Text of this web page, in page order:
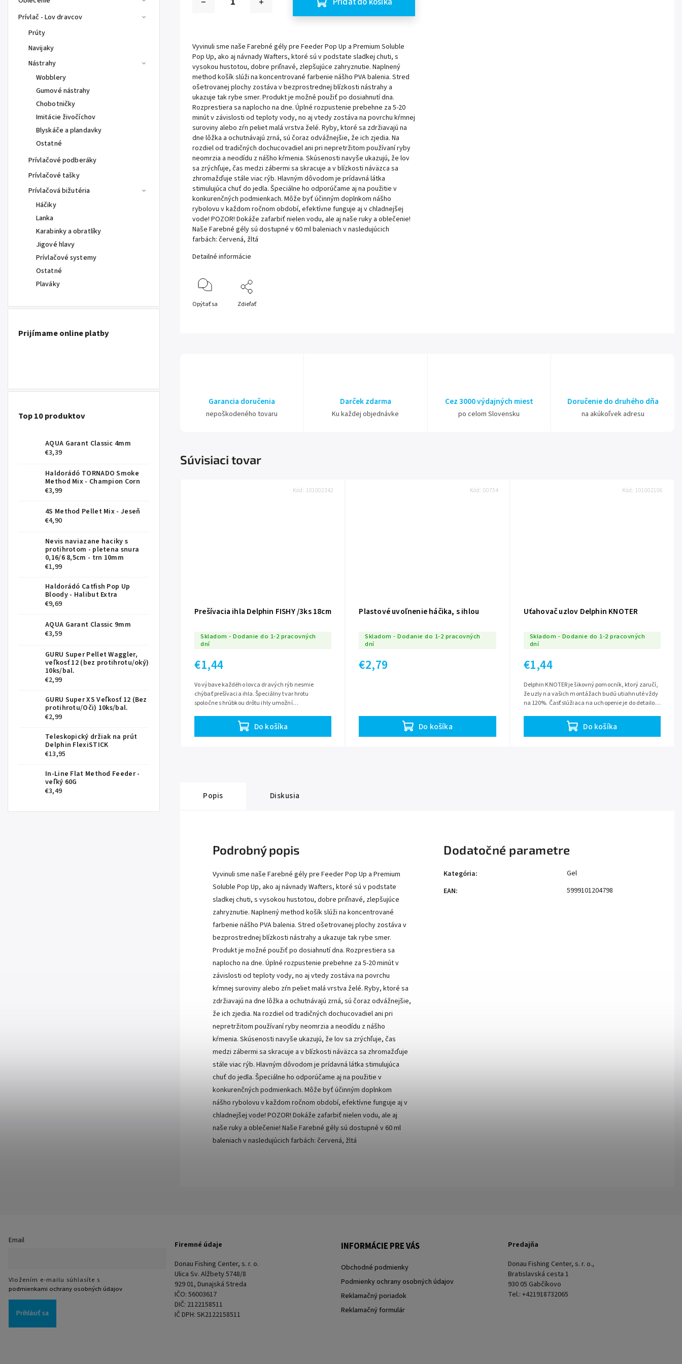
Prívlač - Lov dravcov
Prúty
Navijaky
Nástrahy
Wobblery
Gumové nástrahy
Chobotničky
Imitácie živočíchov
Blyskáče a plandavky
Ostatné
Prívlačové podberáky
Prívlačové tašky
Prívlačová bižutéria
Háčiky
Lanka
Karabinky a obratlíky
Jigové hlavy
Prívlačové systemy
Ostatné
Plaváky
Prijímame online platby
Top 10 produktov
AQUA Garant Classic 4mm
€3,39
Haldorádó TORNADO Smoke
Method Mix - Champion Corn
€3,99
4S Method Pellet Mix - Jeseň
€4,90
Nevis naviazane haciky s
protihrotom - pletena snura
0,16/6 8,5cm - trn 10mm
€1,99
Haldorádó Catfish Pop Up
Bloody - Halibut Extra
€9,69
AQUA Garant Classic 9mm
€3,59
GURU Super Pellet Waggler,
veľkosť 12 (bez protihrotu/oký)
10ks/bal.
€2,99
GURU Super XS Veľkosť 12 (Bez
protihrotu/Oči) 10ks/bal.
€2,99
Teleskopický držiak na prút
Delphin FlexiSTICK
€13,95
In-Line Flat Method Feeder -
veľký 60G
€3,49
Vyvinuli sme naše Farebné gély pre Feeder Pop Up a Premium Soluble
Pop Up, ako aj návnady Wafters, ktoré sú v podstate sladkej chuti, s
vysokou hustotou, dobre priľnavé, zlepšujúce zahryznutie. Naplnený
method košík slúži na koncentrované farbenie nášho PVA balenia. Stred
ošetrovanej plochy zostáva v bezprostrednej blízkosti nástrahy a
ukazuje tak rybe smer. Produkt je možné použiť po dosiahnutí dna.
Rozprestiera sa naplocho na dne. Úplné rozpustenie prebehne za 5-20
minút v závislosti od teploty vody, no aj vtedy zostáva na povrchu kŕmnej
suroviny alebo zŕn peliet malá vrstva želé. Ryby, ktoré sa zdržiavajú na
dne lôžka a ochutnávajú zrná, sú čoraz odvážnejšie, že ich zjedia. Na
rozdiel od tradičných dochucovadiel ani pri nepretržitom používaní ryby
neomrzia a neodídu z nášho kŕmenia. Skúsenosti navyše ukazujú, že lov
sa zrýchľuje, čas medzi zábermi sa skracuje a v blízkosti náväzca sa
zhromažďuje stále viac rýb. Hlavným dôvodom je prídavná látka
stimulujúca chuť do jedla. Špeciálne ho odporúčame aj na použitie v
konkurenčných podmienkach. Môže byť účinným doplnkom nášho
rybolovu v každom ročnom období, efektívne funguje aj v chladnejšej
vode! POZOR! Dokáže zafarbiť nielen vodu, ale aj naše ruky a oblečenie!
Naše Farebné gély sú dostupné v 60 ml baleniach v nasledujúcich
farbách: červená, žltá
Detailné informácie
Opýtať sa Zdieľať
Garancia doručenia
nepoškodeného tovaru
Darček zdarma
Ku každej objednávke
Cez 3000 výdajných miest
po celom Slovensku
Doručenie do druhého dňa
na akúkoľvek adresu
Súvisiaci tovar
Prešívacia ihla Delphin FISHY /3ks 18cm
Skladom - Dodanie do 1-2 pracovných
dní
€1,44
Do košíka
Vo výbave každého lovca dravých rýb nesmie
chýbať prešívacia ihla. Špeciálny tvar hrotu
spoločne s hrúbkou drôtu ihly umožní
Kód: 101002342
Plastové uvoľnenie háčika, s ihlou
Skladom - Dodanie do 1-2 pracovných
dní
€2,79
Do košíka
Kód: 00754
Uťahovač uzlov Delphin KNOTER
Skladom - Dodanie do 1-2 pracovných
dní
€1,44
Do košíka
Delphin KNOTER je šikovný pomocník, ktorý zaručí,
že uzly na vašich montážach budú utiahnuté vždy
na 120%. Časť slúžiaca na uchopenie je do detailov
Kód: 101002106
Popis Diskusia
Podrobný popis
Vyvinuli sme naše Farebné gély pre Feeder Pop Up a Premium
Soluble Pop Up, ako aj návnady Wafters, ktoré sú v podstate
sladkej chuti, s vysokou hustotou, dobre priľnavé, zlepšujúce
zahryznutie. Naplnený method košík slúži na koncentrované
farbenie nášho PVA balenia. Stred ošetrovanej plochy zostáva v
bezprostrednej blízkosti nástrahy a ukazuje tak rybe smer.
Produkt je možné použiť po dosiahnutí dna. Rozprestiera sa
naplocho na dne. Úplné rozpustenie prebehne za 5-20 minút v
závislosti od teploty vody, no aj vtedy zostáva na povrchu
kŕmnej suroviny alebo zŕn peliet malá vrstva želé. Ryby, ktoré sa
zdržiavajú na dne lôžka a ochutnávajú zrná, sú čoraz odvážnejšie,
že ich zjedia. Na rozdiel od tradičných dochucovadiel ani pri
nepretržitom používaní ryby neomrzia a neodídu z nášho
kŕmenia. Skúsenosti navyše ukazujú, že lov sa zrýchľuje, čas
medzi zábermi sa skracuje a v blízkosti náväzca sa zhromažďuje
stále viac rýb. Hlavným dôvodom je prídavná látka stimulujúca
chuť do jedla. Špeciálne ho odporúčame aj na použitie v
konkurenčných podmienkach. Môže byť účinným doplnkom
nášho rybolovu v každom ročnom období, efektívne funguje aj v
chladnejšej vode! POZOR! Dokáže zafarbiť nielen vodu, ale aj
naše ruky a oblečenie! Naše Farebné gély sú dostupné v 60 ml
baleniach v nasledujúcich farbách: červená, žltá
Dodatočné parametre
Kategória:
Gel
EAN: 5999101204798
Email
Vložením e-mailu súhlasíte s
podmienkami ochrany osobných údajov
Prihlásiť sa
Firemné údaje
Donau Fishing Center, s. r. o.
Ulica Sv. Alžbety 5748/8
929 01, Dunajská Streda
IČO: 56003617
DIČ: 2122158511
IČ DPH: SK2122158511
INFORMÁCIE PRE VÁS
Obchodné podmienky
Podmienky ochrany osobných údajov
Reklamačný poriadok
Reklamačný formulár
Predajňa
Donau Fishing Center, s. r. o.,
Bratislavská cesta 1
930 05 Gabčíkovo
Tel.: +421918732065